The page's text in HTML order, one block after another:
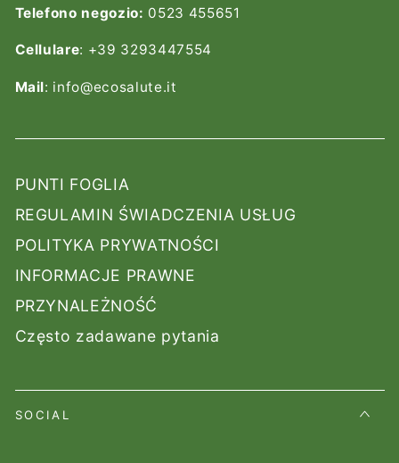
Telefono negozio: 0523 455651
Cellulare: +39 3293447554
Mail: info@ecosalute.it
PUNTI FOGLIA
REGULAMIN ŚWIADCZENIA USŁUG
POLITYKA PRYWATNOŚCI
INFORMACJE PRAWNE
PRZYNALEŻNOŚĆ
Często zadawane pytania
SOCIAL